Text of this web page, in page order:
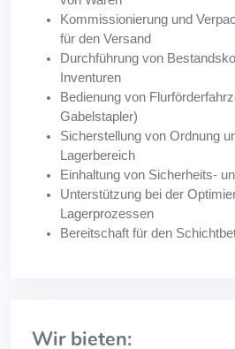
Kommissionierung und
für den Versand
Durchführung von
Inventuren
Bedienung von
Gabelstapler)
Sicherstellung von Ordnung
Lagerbereich
Einhaltung von Sicherheits-
Unterstützung bei der
Lagerprozessen
Bereitschaft für den
Wir bieten: